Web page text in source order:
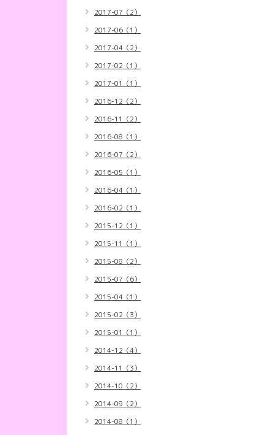
2017-07（2）
2017-06（1）
2017-04（2）
2017-02（1）
2017-01（1）
2016-12（2）
2016-11（2）
2016-08（1）
2016-07（2）
2016-05（1）
2016-04（1）
2016-02（1）
2015-12（1）
2015-11（1）
2015-08（2）
2015-07（6）
2015-04（1）
2015-02（3）
2015-01（1）
2014-12（4）
2014-11（3）
2014-10（2）
2014-09（2）
2014-08（1）